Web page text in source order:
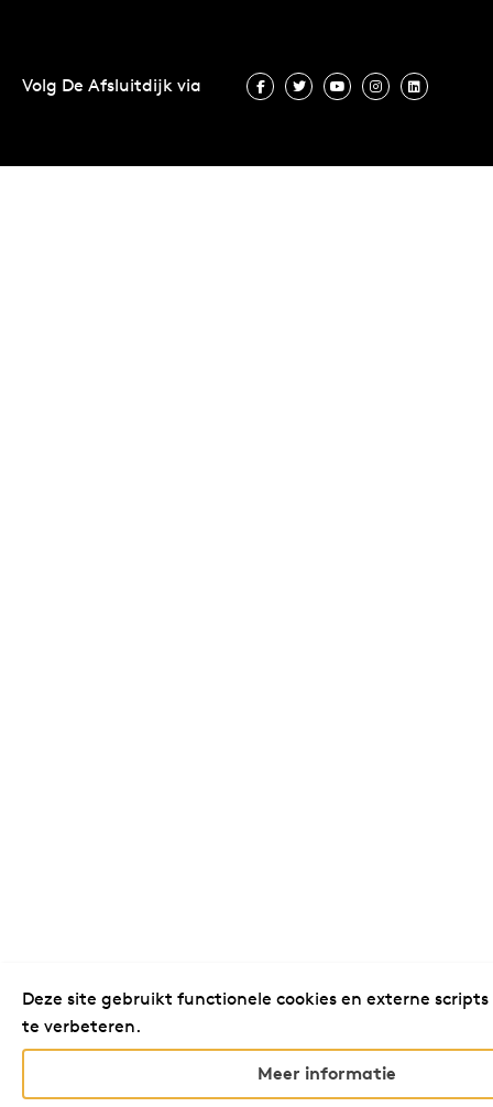
Deze site gebruikt functionele cookies en externe
te verbeteren.
Meer informatie
Volg De Afsluitdijk via Volg De Afsluitdijk via Facebook
Volg De Afsluitdijk via
Volg De Afsluitdijk via
Volg De